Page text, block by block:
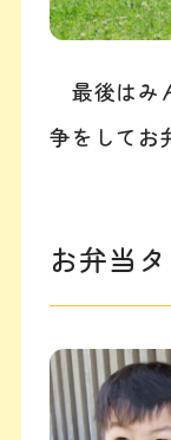
最後はみ
争をしてお
お弁当